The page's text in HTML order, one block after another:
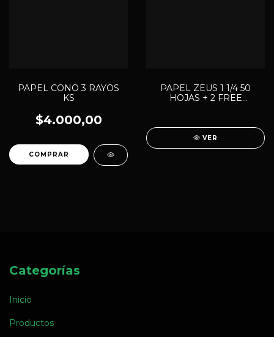
PAPEL CONO 3 RAYOS
KS
$4.000,00
PAPEL ZEUS 1 1/4 50
HOJAS + 2 FREE
VER
Categorías
Inicio
Productos